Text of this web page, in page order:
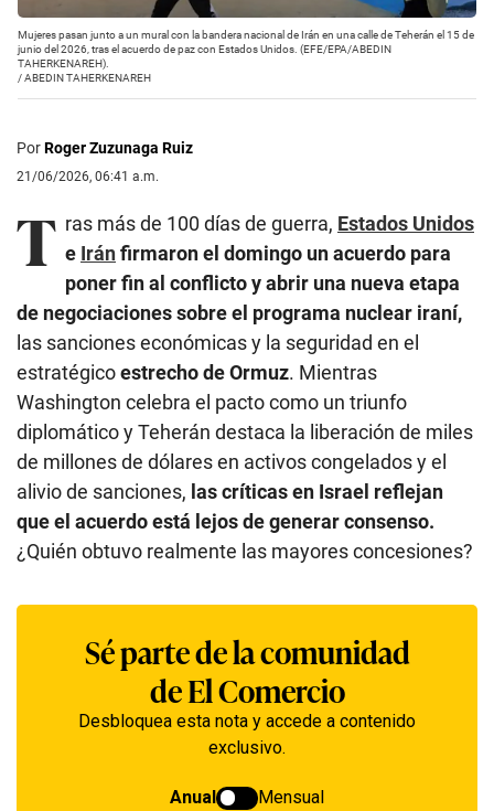
Mujeres pasan junto a un mural con la bandera nacional de Irán en una calle de Teherán el 15 de
junio del 2026, tras el acuerdo de paz con Estados Unidos. (EFE/EPA/ABEDIN
TAHERKENAREH).
/ABEDIN TAHERKENAREH
PorRoger Zuzunaga Ruiz
21/06/2026, 06:41 a.m.
T ras más de 100 días de guerra, Estados Unidos
e Iránfirmaron el domingo un acuerdo para
poner fin al conflicto y abrir una nueva etapa
de negociaciones sobre el programa nuclear iraní,
las sanciones económicas y la seguridad en el
estratégicoestrecho de Ormuz. Mientras
Washington celebra el pacto como un triunfo
diplomático y Teherán destaca la liberación de miles
de millones de dólares en activos congelados y el
alivio de sanciones, las críticas en Israel reflejan
que el acuerdo está lejos de generar consenso.
¿Quién obtuvo realmente las mayores concesiones?